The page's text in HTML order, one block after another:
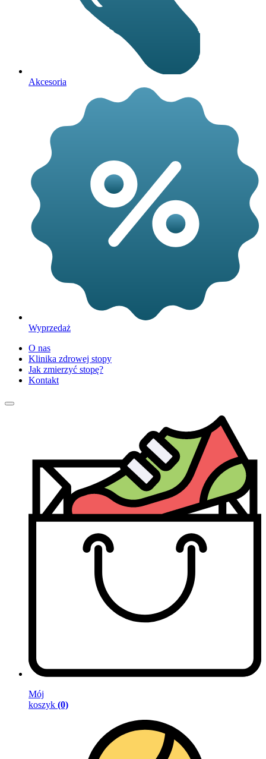
Akcesoria
Wyprzedaż
O nas
Klinika zdrowej stopy
Jak zmierzyć stopę?
Kontakt
Mój
koszyk (0)